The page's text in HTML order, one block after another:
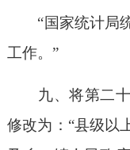
“国家统计局统
工作。”
九、将第二十
修改为：“县级以